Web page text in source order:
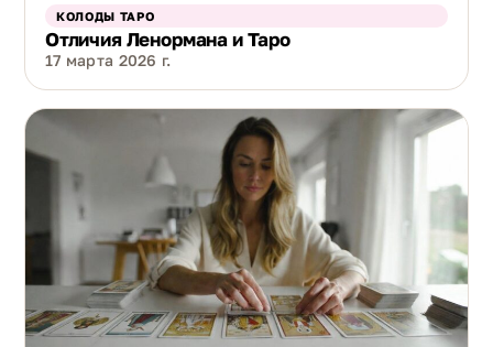
КОЛОДЫ ТАРО
Отличия Ленормана и Таро
17 марта 2026 г.